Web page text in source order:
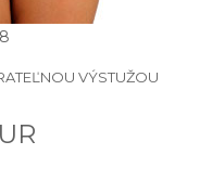
VÝSTUŽOU